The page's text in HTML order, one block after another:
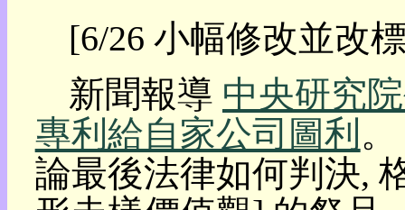
[6/26 小幅修改並改
新聞報導 中央研究
專利給自家公司圖利
論最後法律如何判決,